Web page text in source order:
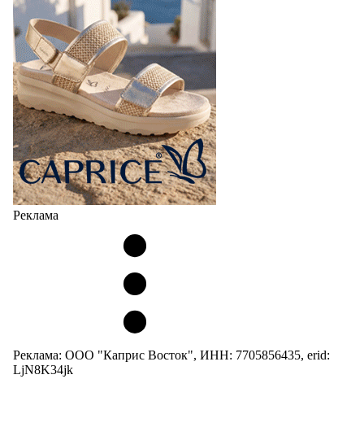
Реклама
Реклама: ООО "Каприс Восток", ИНН: 7705856435, erid:
LjN8K34jk